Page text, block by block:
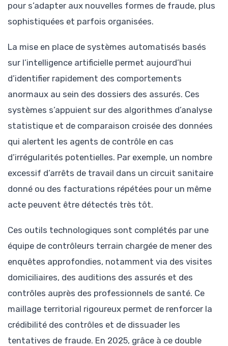
pour s’adapter aux nouvelles formes de fraude, plus
sophistiquées et parfois organisées.
La mise en place de systèmes automatisés basés
sur l’intelligence artificielle permet aujourd’hui
d’identifier rapidement des comportements
anormaux au sein des dossiers des assurés. Ces
systèmes s’appuient sur des algorithmes d’analyse
statistique et de comparaison croisée des données
qui alertent les agents de contrôle en cas
d’irrégularités potentielles. Par exemple, un nombre
excessif d’arrêts de travail dans un circuit sanitaire
donné ou des facturations répétées pour un même
acte peuvent être détectés très tôt.
Ces outils technologiques sont complétés par une
équipe de contrôleurs terrain chargée de mener des
enquêtes approfondies, notamment via des visites
domiciliaires, des auditions des assurés et des
contrôles auprès des professionnels de santé. Ce
maillage territorial rigoureux permet de renforcer la
crédibilité des contrôles et de dissuader les
tentatives de fraude. En 2025, grâce à ce double